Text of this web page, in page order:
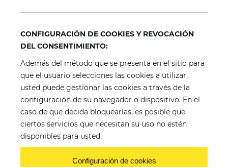
CONFIGURACIÓN DE COOKIES Y REVOCACIÓN
DEL CONSENTIMIENTO:
Además del método que se presenta en el sitio para
que el usuario selecciones las cookies a utilizar,
usted puede gestionar las cookies a través de la
configuración de su navegador o dispositivo. En el
caso de que decida bloquearlas, es posible que
ciertos servicios que necesitan su uso no estén
disponibles para usted.
Configuración de cookies